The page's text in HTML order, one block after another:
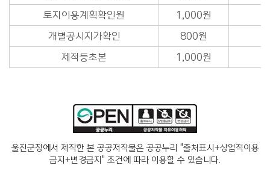
토지이용계획확인원
1,000원
개별공시지가확인
800원
제적등초본
1,000원
울진군청에서 제작한 본 공공저작물은 공공누리 "출처표시+상업적이용
금지+변경금지" 조건에 따라 이용할 수 있습니다.